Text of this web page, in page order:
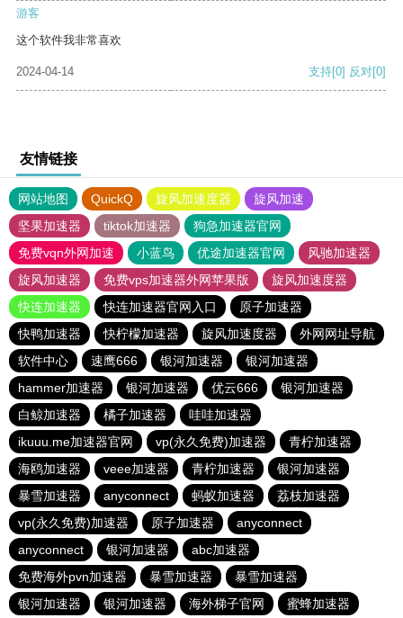
游客
这个软件我非常喜欢
2024-04-14 支持[0] 反对[0]
友情链接
网站地图 QuickQ 旋风加速度器
旋风加速
坚果加速器
tiktok加速器
狗急加速器官网
免费vqn外网加速
小蓝鸟 优途加速器官网
风驰加速器
旋风加速器
免费vps加速器外网苹果版
旋风加速度器
快连加速器
快连加速器官网入口
原子加速器
快鸭加速器
快柠檬加速器 旋风加速度器
外网网址导航
软件中心
速鹰666 银河加速器
银河加速器
hammer加速器
银河加速器 优云666
银河加速器
白鲸加速器
橘子加速器
哇哇加速器
ikuuu.me加速器官网
vp(永久免费)加速器
青柠加速器
海鸥加速器
veee加速器 青柠加速器
银河加速器
暴雪加速器
anyconnect 蚂蚁加速器
荔枝加速器
vp(永久免费)加速器
原子加速器
anyconnect
anyconnect
银河加速器
abc加速器
免费海外pvn加速器
暴雪加速器
暴雪加速器
银河加速器
银河加速器 海外梯子官网 蜜蜂加速器